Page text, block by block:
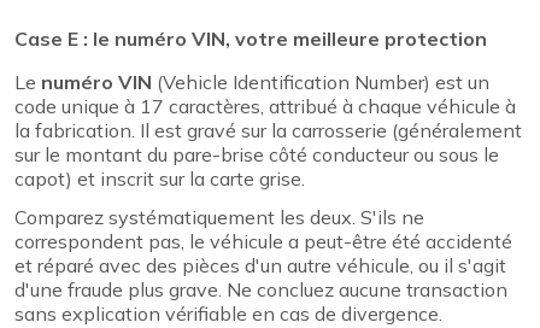
Case E : le numéro VIN, votre meilleure protection
Le numéro VIN (Vehicle Identification Number) est un
code unique à 17 caractères, attribué à chaque véhicule à
la fabrication. Il est gravé sur la carrosserie (généralement
sur le montant du pare-brise côté conducteur ou sous le
capot) et inscrit sur la carte grise.
Comparez systématiquement les deux. S'ils ne
correspondent pas, le véhicule a peut-être été accidenté
et réparé avec des pièces d'un autre véhicule, ou il s'agit
d'une fraude plus grave. Ne concluez aucune transaction
sans explication vérifiable en cas de divergence.